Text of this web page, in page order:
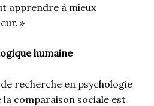
apprendre à mieux
»
humaine
de recherche en psychologie
comparaison sociale est